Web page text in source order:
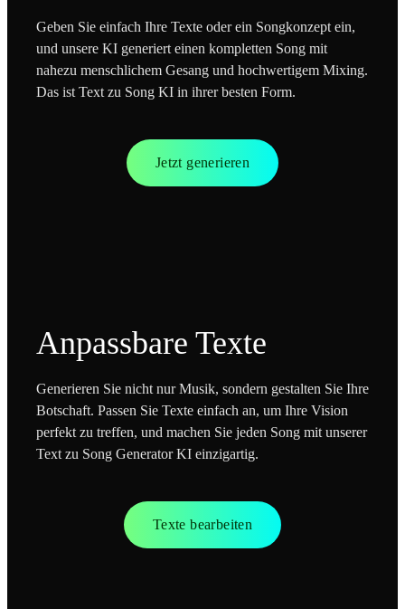
Geben Sie einfach Ihre Texte oder ein Songkonzept ein,
und unsere KI generiert einen kompletten Song mit
nahezu menschlichem Gesang und hochwertigem Mixing.
Das ist Text zu Song KI in ihrer besten Form.
Jetzt generieren
Anpassbare Texte
Generieren Sie nicht nur Musik, sondern gestalten Sie Ihre
Botschaft. Passen Sie Texte einfach an, um Ihre Vision
perfekt zu treffen, und machen Sie jeden Song mit unserer
Text zu Song Generator KI einzigartig.
Texte bearbeiten